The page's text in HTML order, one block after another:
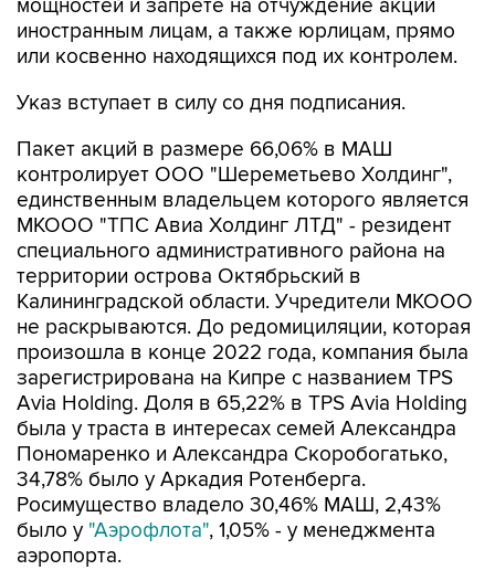
мощностей и запрете на отчуждение акций
иностранным лицам, а также юрлицам, прямо
или косвенно находящихся под их контролем.
Указ вступает в силу со дня подписания.
Пакет акций в размере 66,06% в МАШ
контролирует ООО "Шереметьево Холдинг",
единственным владельцем которого является
МКООО "ТПС Авиа Холдинг ЛТД" - резидент
специального административного района на
территории острова Октябрьский в
Калининградской области. Учредители МКООО
не раскрываются. До редомициляции, которая
произошла в конце 2022 года, компания была
зарегистрирована на Кипре с названием TPS
Avia Holding. Доля в 65,22% в TPS Avia Holding
была у траста в интересах семей Александра
Пономаренко и Александра Скоробогатько,
34,78% было у Аркадия Ротенберга.
Росимущество владело 30,46% МАШ, 2,43%
было у "Аэрофлота", 1,05% - у менеджмента
аэропорта.